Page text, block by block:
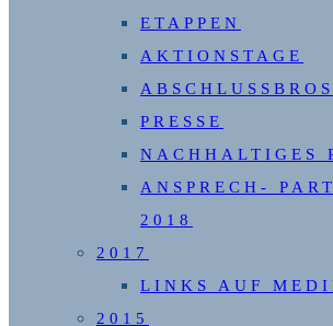
ETAPPEN
AKTIONSTAGE
PRESSE
NACHHALTIGES
ANSPRECH-
2018
2017
LINKS AUF
2015